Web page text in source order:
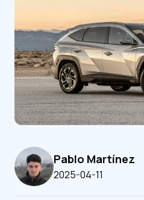
Pablo Martínez
2025-04-11